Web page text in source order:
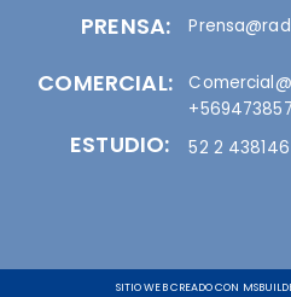
SITIO WEB CREADO CON
PRENSA:
COMERCIAL:
ESTUDIO: 52 2 438146